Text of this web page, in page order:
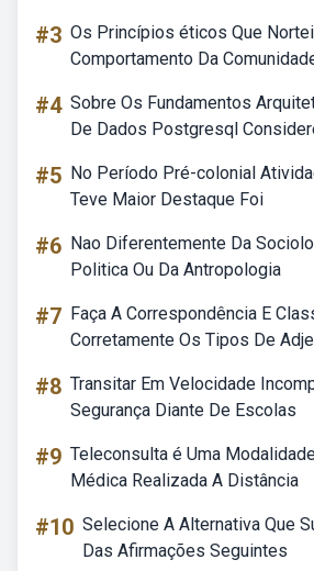
#3 Os Princípios éticos Que
Comportamento Da
#4 Sobre Os Fundamentos
De Dados Postgresql
#5 No Período Pré-colonial
Teve Maior Destaque Foi
#6 Nao Diferentemente Da
Politica Ou Da Antropologia
#7 Faça A Correspondência E
Corretamente Os Tipos De
#8 Transitar Em Velocidade
Segurança Diante De Escolas
#9 Teleconsulta é Uma
Médica Realizada A Distância
#10 Selecione A Alternativa Que
Das Afirmações Seguintes